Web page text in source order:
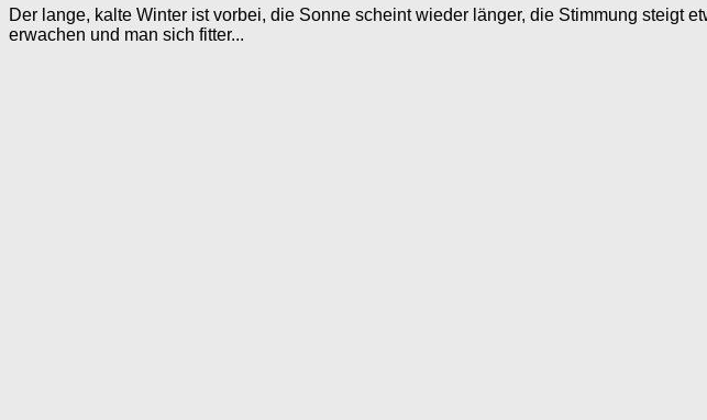
Der lange, kalte Winter ist vorbei, die Sonne scheint wieder länger, die Stimmung steigt
erwachen und man sich fitter...